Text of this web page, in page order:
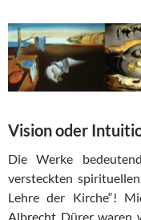
Vision oder
Die Werke
versteckten
Lehre der Kirche“!
Albrecht Dürer waren